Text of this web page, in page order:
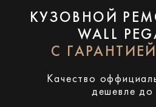
КУЗОВНОЙ
WALL
С
Качество
дешевле до